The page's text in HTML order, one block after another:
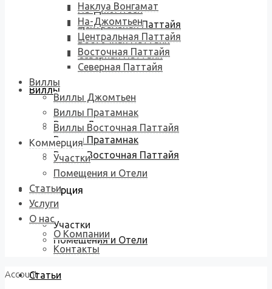
На-Джомтьен
Центральная Паттайя
Восточная Паттайя
Северная Паттайя
Виллы
Виллы Джомтьен
Виллы Пратамнак
Виллы Восточная Паттайя
Коммерция
Участки
Помещения и Отели
Статьи
Наклуа Вонгамат
На-Джомтьен
Центральная Паттайя
Восточная Паттайя
Северная Паттайя
Виллы
Виллы Джомтьен
Виллы Пратамнак
Виллы Восточная Паттайя
Коммерция
Участки
Помещения и Отели
Статьи
Услуги
О нас
О Компании
Контакты
Account